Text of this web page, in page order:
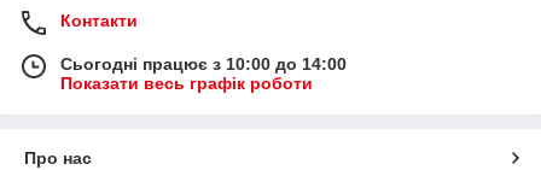
Контакти
Сьогодні працює з 10:00 до 14:00
Показати весь графік роботи
Про нас